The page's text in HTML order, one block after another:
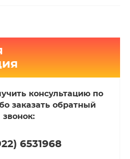
консультацию по
заказать обратный
звонок:
) 6531968